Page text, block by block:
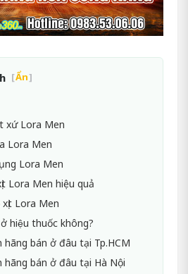
[Ẩn]
xứ Lora Men
Lora Men
Lora Men
Lora Men hiệu quả
Lora Men
hiệu thuốc không?
hãng bán ở đâu tại Tp.HCM
hãng bán ở đâu tại Hà Nội